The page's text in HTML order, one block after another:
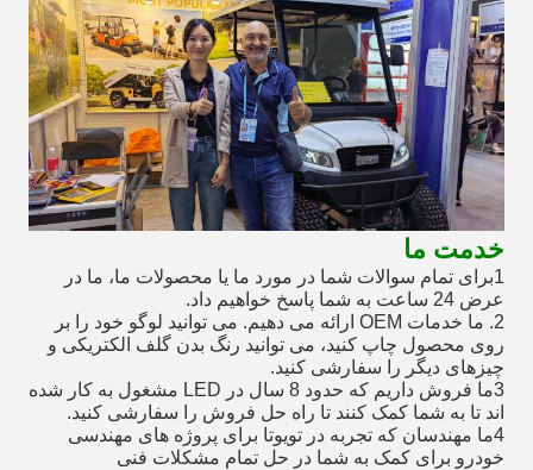
خدمت ما
1برای تمام سوالات شما در مورد ما یا محصولات ما، ما در
عرض 24 ساعت به شما پاسخ خواهیم داد.
2. ما خدمات OEM ارائه می دهیم. می توانید لوگو خود را بر
روی محصول چاپ کنید، می توانید رنگ بدن گلف الکتریکی و
چیزهای دیگر را سفارشی کنید.
3ما فروش داریم که حدود 8 سال در LED مشغول به کار شده
اند تا به شما کمک کنند تا راه حل فروش را سفارشی کنید.
4ما مهندسان که تجربه در تویوتا برای پروژه های مهندسی
خودرو برای کمک به شما در حل تمام مشکلات فنی